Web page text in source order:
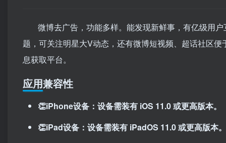
微博去广告，功能多样。能发现新鲜事，有亿级用
题，可关注明星大V动态，还有微博短视频、超话社区
息获取平台。
应用兼容性
👏iPhone设备：设备需装有 iOS 11.0 或更高版本。
👏iPad设备：设备需装有 iPadOS 11.0 或更高版本。